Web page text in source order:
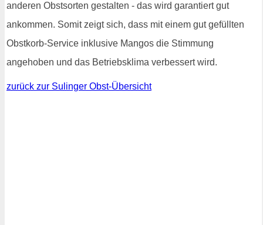
anderen Obstsorten gestalten - das wird garantiert gut
ankommen. Somit zeigt sich, dass mit einem gut gefüllten
Obstkorb-Service inklusive Mangos die Stimmung
angehoben und das Betriebsklima verbessert wird.
zurück zur Sulinger Obst-Übersicht